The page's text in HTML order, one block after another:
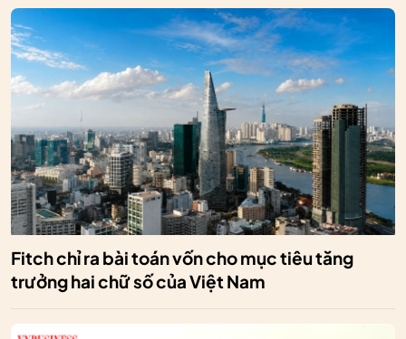
Fitch chỉ ra bài toán vốn cho mục tiêu tăng
trưởng hai chữ số của Việt Nam